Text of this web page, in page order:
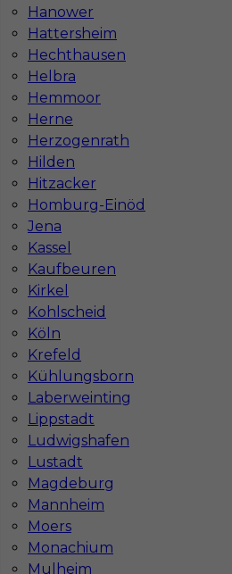
Hanower
Hattersheim
Hechthausen
Helbra
Hemmoor
Herne
Herzogenrath
Hilden
Hitzacker
Homburg-Einöd
Jena
Kassel
Kaufbeuren
Kirkel
Kohlscheid
Köln
Krefeld
Kühlungsborn
Laberweinting
Lippstadt
Ludwigshafen
Lustadt
Magdeburg
Mannheim
Moers
Monachium
Mulheim
Jakie kursy warto zrobić,
granicą była lepiej płatna?
Czy praca w Niemczech
możliwa?
Mapa ofert pracy
Mapa kategorii
Informacje w sprawie pracy
Telefon:793-577-977